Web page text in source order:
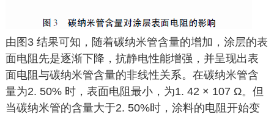
由图3 结果可知，随着碳纳米管含量的增加，涂层的表
面电阻先是逐渐下降，抗静电性能增强，并呈现出表
面电阻与碳纳米管含量的非线性关系。在碳纳米管含
量为2. 50% 时，表面电阻最小，为1. 42 × 107 Ω。但
当碳纳米管的含量大于2. 50%时，涂料的电阻开始变